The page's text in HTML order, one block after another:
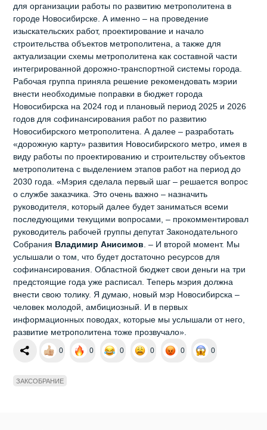
для организации работы по развитию метрополитена в
городе Новосибирске. А именно – на проведение
изыскательских работ, проектирование и начало
строительства объектов метрополитена, а также для
актуализации схемы метрополитена как составной части
интегрированной дорожно-транспортной системы города.
Рабочая группа приняла решение рекомендовать мэрии
внести необходимые поправки в бюджет города
Новосибирска на 2024 год и плановый период 2025 и 2026
годов для софинансирования работ по развитию
Новосибирского метрополитена. А далее – разработать
«дорожную карту» развития Новосибирского метро, имея в
виду работы по проектированию и строительству объектов
метрополитена с выделением этапов работ на период до
2030 года. «Мэрия сделала первый шаг – решается вопрос
о службе заказчика. Это очень важно – назначить
руководителя, который далее будет заниматься всеми
последующими текущими вопросами, – прокомментировал
руководитель рабочей группы депутат Законодательного
Собрания Владимир Анисимов . – И второй момент. Мы
услышали о том, что будет достаточно ресурсов для
софинансирования. Областной бюджет свои деньги на три
предстоящие года уже расписал. Теперь мэрия должна
внести свою толику. Я думаю, новый мэр Новосибирска –
человек молодой, амбициозный. И в первых
информационных поводах, которые мы услышали от него,
развитие метрополитена тоже прозвучало».
0 0 0 0 0 0
ЗАКСОБРАНИЕ